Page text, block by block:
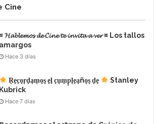
Cine
𝓗𝓪𝓫𝓵𝓮𝓶𝓸𝓼 𝓭𝓮 𝓒𝓲𝓷𝓮 𝓽𝓮 𝓲𝓷𝓿𝓲𝓽𝓪 𝓪 𝓿𝓮𝓻 ¤ Los tallos
amargos
Hace 3 días
R͙e͙c͙o͙r͙d͙a͙m͙o͙s͙ e͙l͙ c͙u͙m͙p͙l͙e͙a͙ño͙s͙ d͙e͙
Stanley
Kubrick
Hace 7 días